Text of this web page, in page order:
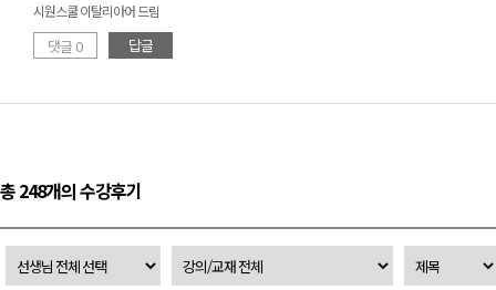
시원스쿨 이탈리아어 드림
댓글 0 답글
총 248개의 수강후기